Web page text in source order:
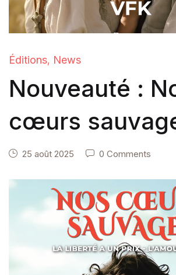
Éditions, News
Nouveauté :
cœurs
VFK
25 août 2025 0 Comments